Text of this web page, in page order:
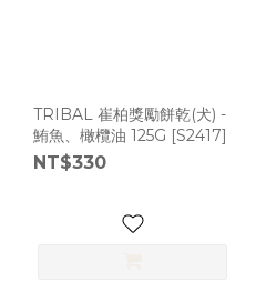
TRIBAL 崔柏獎勵餅乾(犬) -
鮪魚、橄欖油 125G [S2417]
NT$330